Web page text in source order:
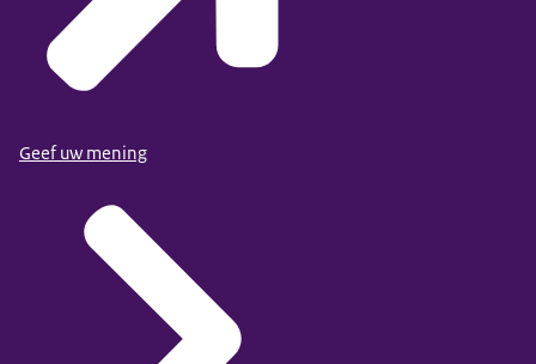
Geef uw mening